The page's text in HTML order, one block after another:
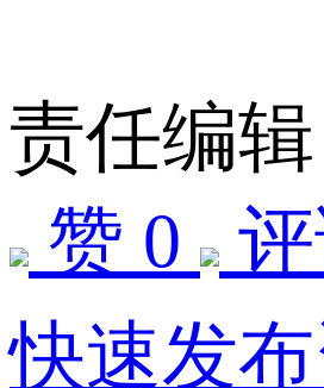
责任编
赞 0
快速发